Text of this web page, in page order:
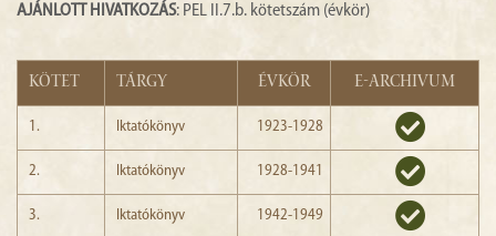
AJÁNLOTT HIVATKOZÁS: PEL II.7.b. kötetszám (évkör)
KÖTET TÁRGY ÉVKÖR E-ARCHIVUM
1. Iktatókönyv 1923-1928
2. Iktatókönyv 1928-1941
3. Iktatókönyv 1942-1949